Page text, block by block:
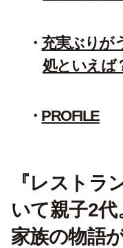
充実ぶりが
処といえば
PROFILE
『レストラ
いて親子2
家族の物語が